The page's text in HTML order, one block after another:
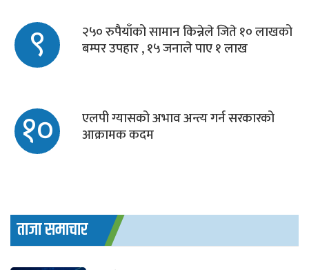
९ २५० रुपैयाँको सामान किन्नेले जिते १० लाखको
बम्पर उपहार , १५ जनाले पाए १ लाख
१० एलपी ग्यासको अभाव अन्त्य गर्न सरकारको
आक्रामक कदम
ताजा समाचार